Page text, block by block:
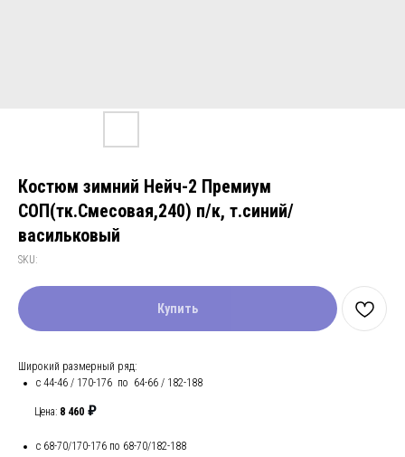
Костюм зимний Нейч-2 Премиум
СОП(тк.Смесовая,240) п/к, т.синий/
васильковый
SKU:
Купить
Широкий размерный ряд:
с 44-46 / 170-176 по 64-66 / 182-188
Цена: 8 460 ₽
с 68-70/170-176 по 68-70/182-188